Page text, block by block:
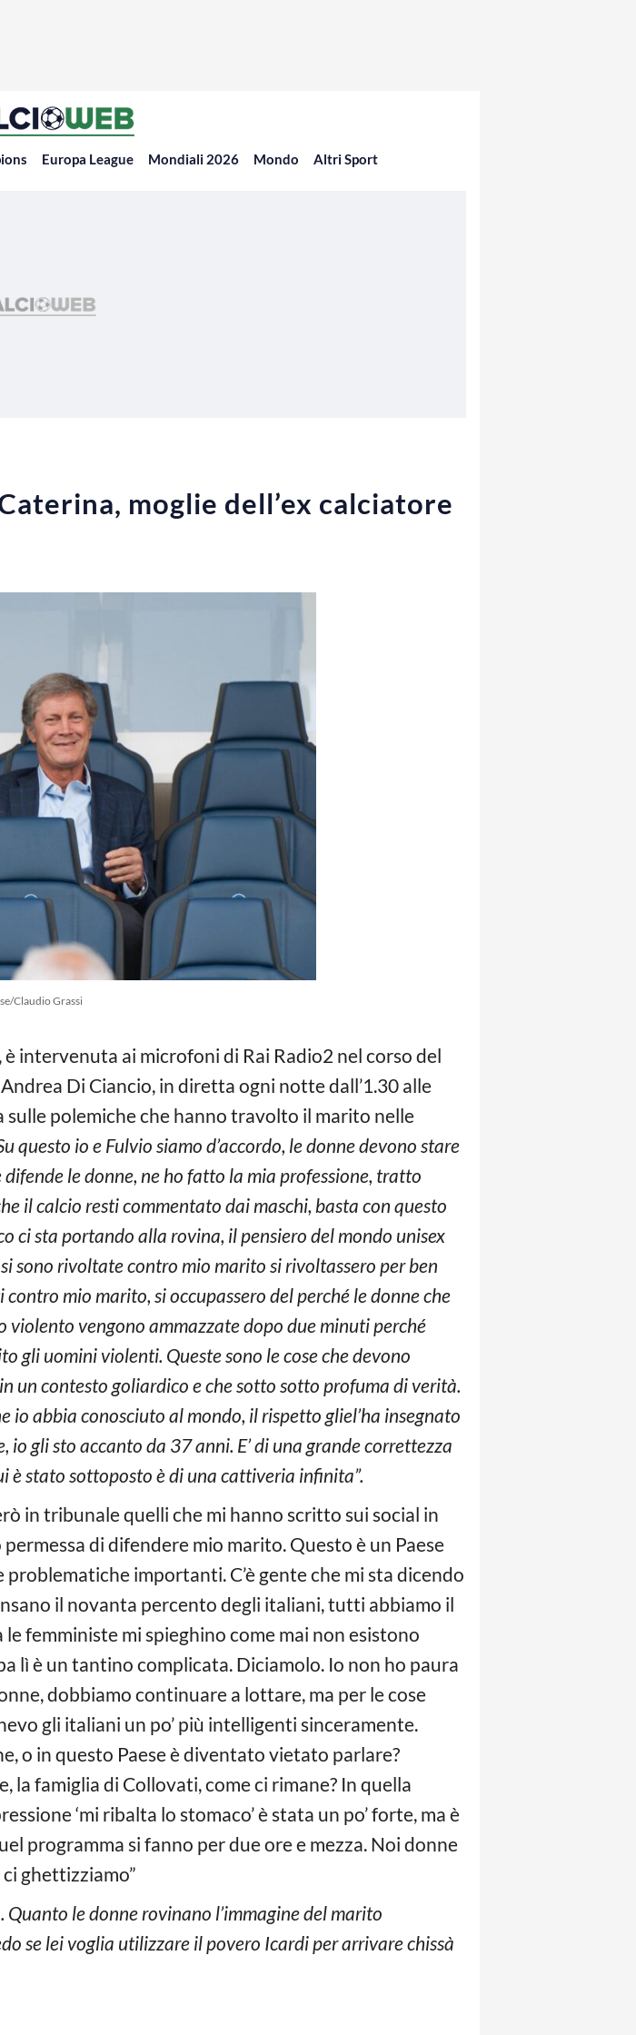
Europa League Mondiali 2026 Mondo Altri Sport
moglie dell’ex calciatore
Claudio Grassi
è intervenuta ai microfoni di Rai Radio2 nel corso del
Di Ciancio, in diretta ogni notte dall’1.30 alle
polemiche che hanno travolto il marito nelle
questo io e Fulvio siamo d’accordo, le donne devono stare
le donne, ne ho fatto la mia professione, tratto
il calcio resti commentato dai maschi, basta con questo
ci sta portando alla rovina, il pensiero del mondo unisex
sono rivoltate contro mio marito si rivoltassero per ben
mio marito, si occupassero del perché le donne che
vengono ammazzate dopo due minuti perché
gli uomini violenti. Queste sono le cose che devono
un contesto goliardico e che sotto sotto profuma di verità.
io abbia conosciuto al mondo, il rispetto gliel’ha insegnato
gli sto accanto da 37 anni. E’ di una grande correttezza
è stato sottoposto è di una cattiveria infinita”.
in tribunale quelli che mi hanno scritto sui social in
di difendere mio marito. Questo è un Paese
importanti. C’è gente che mi sta dicendo
il novanta percento degli italiani, tutti abbiamo il
femministe mi spieghino come mai non esistono
lì è un tantino complicata. Diciamolo. Io non ho paura
dobbiamo continuare a lottare, ma per le cose
gli italiani un po’ più intelligenti sinceramente.
o in questo Paese è diventato vietato parlare?
famiglia di Collovati, come ci rimane? In quella
‘mi ribalta lo stomaco’ è stata un po’ forte, ma è
programma si fanno per due ore e mezza. Noi donne
ghettizziamo”
le donne rovinano l’immagine del marito
se lei voglia utilizzare il povero Icardi per arrivare chissà